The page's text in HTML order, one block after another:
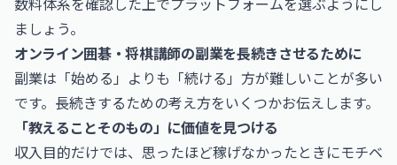
ましょう。
オンライン囲碁・将棋講師の副業を長続きさせるために
副業は「始める」よりも「続ける」方が難しいことが多い
です。長続きするための考え方をいくつかお伝えします。
「教えることそのもの」に価値を見つける
収入目的だけでは、思ったほど稼げなかったときにモチベ